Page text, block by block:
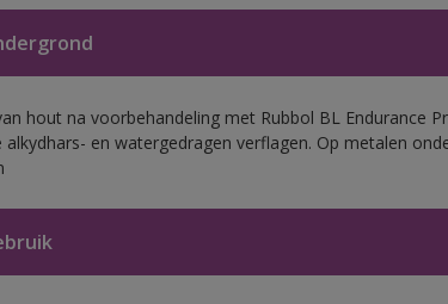
hout na voorbehandeling met Rubbol BL Endurance
alkydhars- en watergedragen verflagen. Op metalen